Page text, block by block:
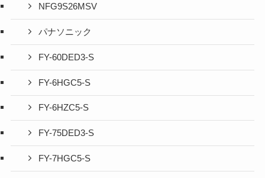
NFG9S26MSV
パナソニック
FY-60DED3-S
FY-6HGC5-S
FY-6HZC5-S
FY-75DED3-S
FY-7HGC5-S